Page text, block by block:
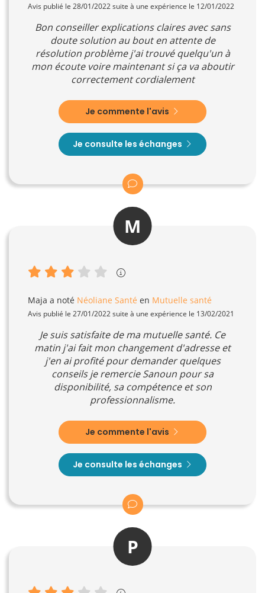
Avis publié le 28/01/2022 suite à une expérience le 12/01/2022
Bon conseiller explications claires avec sans
doute solution au bout en attente de
résolution problème j'ai trouvé quelqu'un à
mon écoute voire maintenant si ça va aboutir
correctement cordialement
Je commente l'avis
Je consulte les échanges
M
Maja a noté Néoliane Santé en Mutuelle santé
Avis publié le 27/01/2022 suite à une expérience le 13/02/2021
Je suis satisfaite de ma mutuelle santé. Ce
matin j'ai fait mon changement d'adresse et
j'en ai profité pour demander quelques
conseils je remercie Sanoun pour sa
disponibilité, sa compétence et son
professionnalisme.
Je commente l'avis
Je consulte les échanges
P